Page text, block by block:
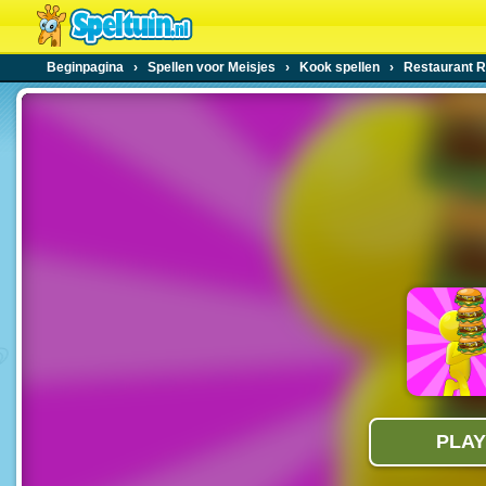
Beginpagina › Spellen voor Meisjes › Kook spellen › Restaurant